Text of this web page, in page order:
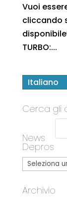
Vuoi
cliccando
TURBO:...
Italiano
Cerca gli
News
Depros
Archivio